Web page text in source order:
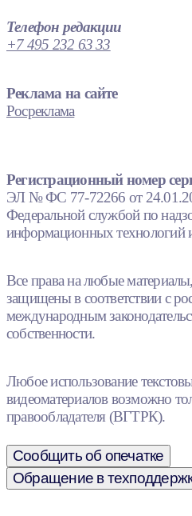
Телефон редакции
+7 495 232 63 33
Реклама на сайте
Росреклама
Регистрационный номер
ЭЛ № ФС 77-72266 от
Федеральной службой по
информационных технологий
Все права на любые
защищены в соответствии с
международным
собственности.
Любое использование
видеоматериалов возможно
правообладателя (ВГТРК).
Сообщить об опечатке
Обращение в